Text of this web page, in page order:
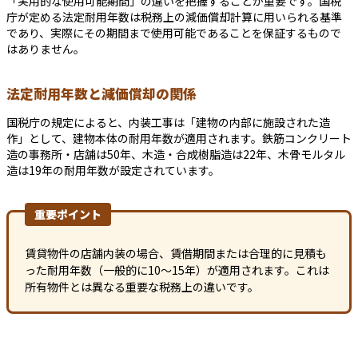
庁が定める法定耐用年数は税務上の減価償却計算に用いられる基準
であり、実際にその期間まで使用可能であることを保証するもので
はありません。
法定耐用年数と減価償却の関係
国税庁の規定によると、内装工事は「建物の内部に施設された造
作」として、建物本体の耐用年数が適用されます。鉄筋コンクリート
造の事務所・店舗は50年、木造・合成樹脂造は22年、木骨モルタル
造は19年の耐用年数が設定されています。
重要ポイント
賃貸物件の店舗内装の場合、賃借期間または合理的に見積も
った耐用年数（一般的に10～15年）が適用されます。これは
所有物件とは異なる重要な税務上の違いです。